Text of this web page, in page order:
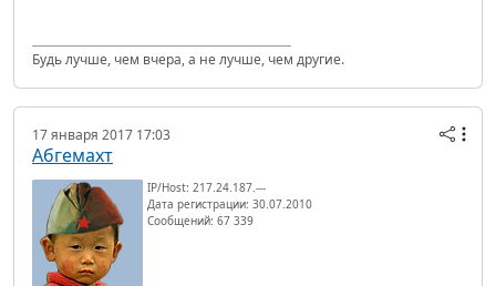
Будь лучше, чем вчера, а не лучше, чем другие.
17 января 2017 17:03
Абгемахт
IP/Host: 217.24.187.---
Дата регистрации: 30.07.2010
Сообщений: 67 339